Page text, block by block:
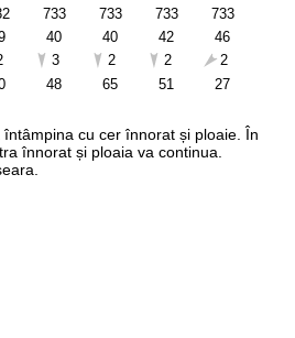
733
40
3
48
733
40
2
65
733
42
2
51
733
46
2
27
cu cer înnorat și ploaie. În
înnorat și ploaia va continua.